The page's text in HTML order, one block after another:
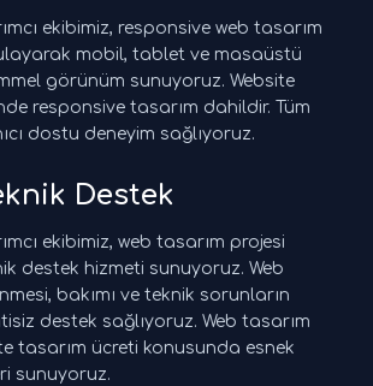
ekibimiz, responsive web tasarım
mobil, tablet ve masaüstü
görünüm sunuyoruz. Website
responsive tasarım dahildir. Tüm
dostu deneyim sağlıyoruz.
Destek
ekibimiz, web tasarım projesi
destek hizmeti sunuyoruz. Web
bakımı ve teknik sorunların
destek sağlıyoruz. Web tasarım
tasarım ücreti konusunda esnek
sunuyoruz.